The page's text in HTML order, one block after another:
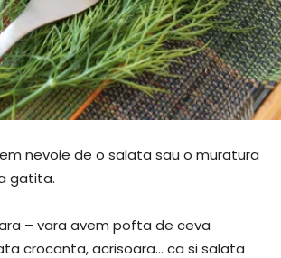
nevoie de o salata sau o muratura
gatita.
– vara avem pofta de ceva
crocanta, acrisoara… ca si salata